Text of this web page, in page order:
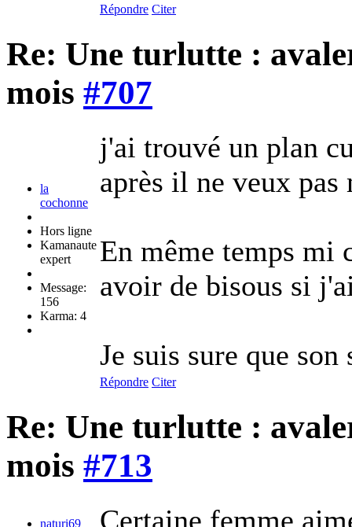
Répondre Citer
Re: Une turlutte :
mois #707
la
cochonne
Hors ligne
Kamanaute
expert
Message:
156
Karma: 4
j'ai trouvé un plan
après il ne veux
En même temps mi
avoir de bisous si
Je suis sure que
Répondre Citer
Re: Une turlutte :
mois #713
naturi69
Certaine femme